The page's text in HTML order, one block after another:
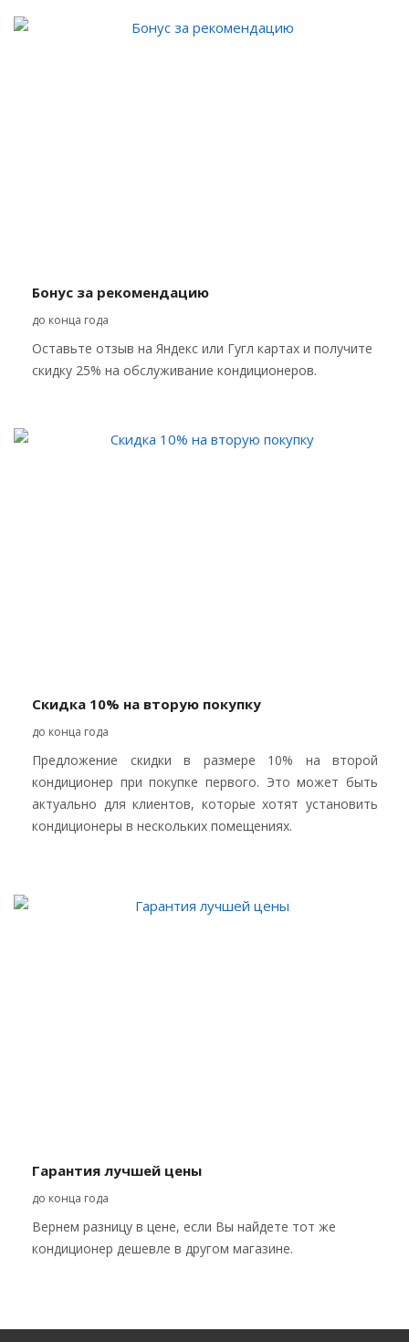
Бонус за рекомендацию
до конца года
Оставьте отзыв на Яндекс или Гугл картах и получите
скидку 25% на обслуживание кондиционеров.
Скидка 10% на вторую покупку
до конца года
Предложение скидки в размере 10% на второй
кондиционер при покупке первого. Это может быть
актуально для клиентов, которые хотят установить
кондиционеры в нескольких помещениях.
Гарантия лучшей цены
до конца года
Вернем разницу в цене, если Вы найдете тот же
кондиционер дешевле в другом магазине.